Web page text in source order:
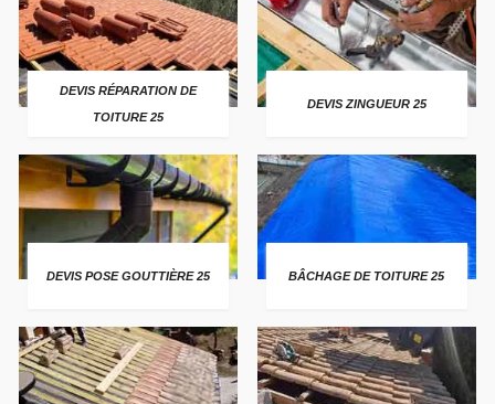
DEVIS RÉPARATION DE
TOITURE 25
DEVIS ZINGUEUR 25
DEVIS POSE GOUTTIÈRE 25 BÂCHAGE DE TOITURE 25